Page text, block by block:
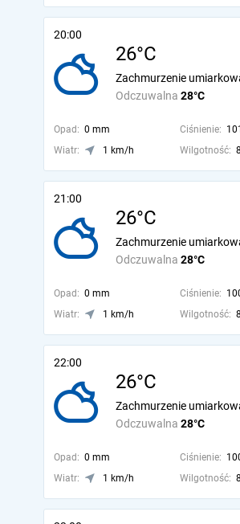
20:00
26°C
Odczuwalna 28°C
Zachmurzenie
Opad: 0 mm Ciśnienie:
Wiatr:
1 km/h Wilgotność:
21:00
26°C
Odczuwalna 28°C
Zachmurzenie
Opad: 0 mm Ciśnienie:
Wiatr:
1 km/h Wilgotność:
22:00
26°C
Odczuwalna 28°C
Zachmurzenie
Opad: 0 mm Ciśnienie:
Wiatr:
1 km/h Wilgotność: